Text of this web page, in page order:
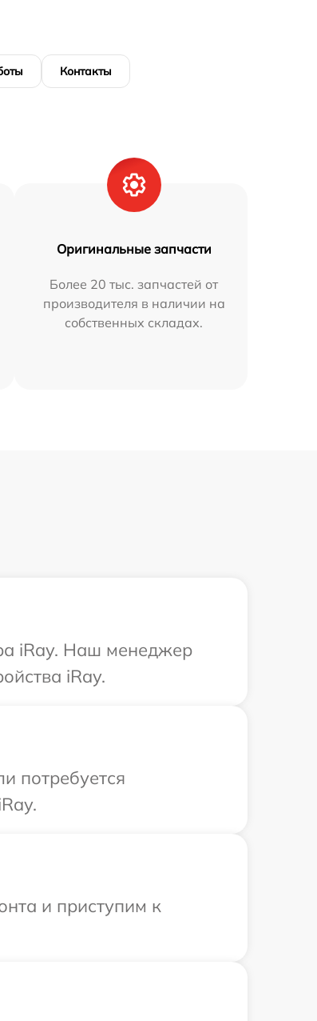
Контакты
Оригинальные запчасти
Более 20 тыс. запчастей от
производителя в наличии на
собственных складах.
iRay. Наш менеджер
iRay.
потребуется
и приступим к